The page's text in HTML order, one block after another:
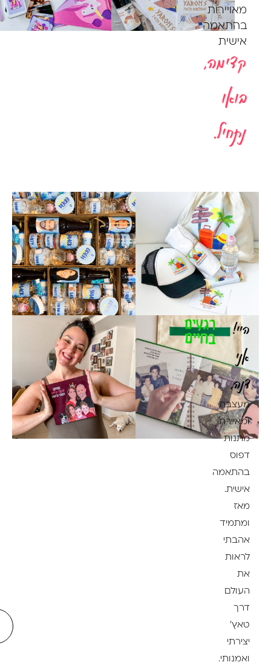
מאויירות
בהתאמה
אישית
קדימה,
בואו
נתחיל.
היי!
אני
דנה,
מעצבת
ומאיירת
מתנות
דפוס
בהתאמה
אישית.
מאז
ומתמיד
אהבתי
לראות
את
העולם
דרך
טאץ'
יצירתי
ואמנותי.